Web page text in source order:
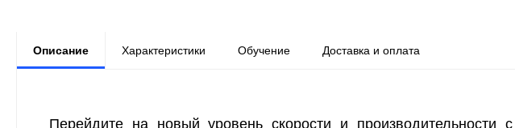
Описание Характеристики Обучение Доставка и оплата
Перейдите на новый уровень скорости и производительности